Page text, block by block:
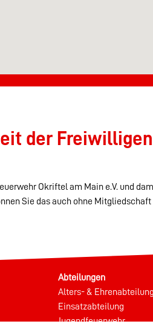
der
Okriftel am Main e.V. und
Sie das auch ohne
Abteilungen
Alters- & Ehrenabteilung
Einsatzabteilung
Jugendfeuerwehr